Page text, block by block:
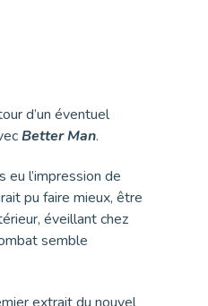
d’un éventuel
Better Man.
eu l’impression de
pu faire mieux, être
éveillant chez
semble
extrait du nouvel